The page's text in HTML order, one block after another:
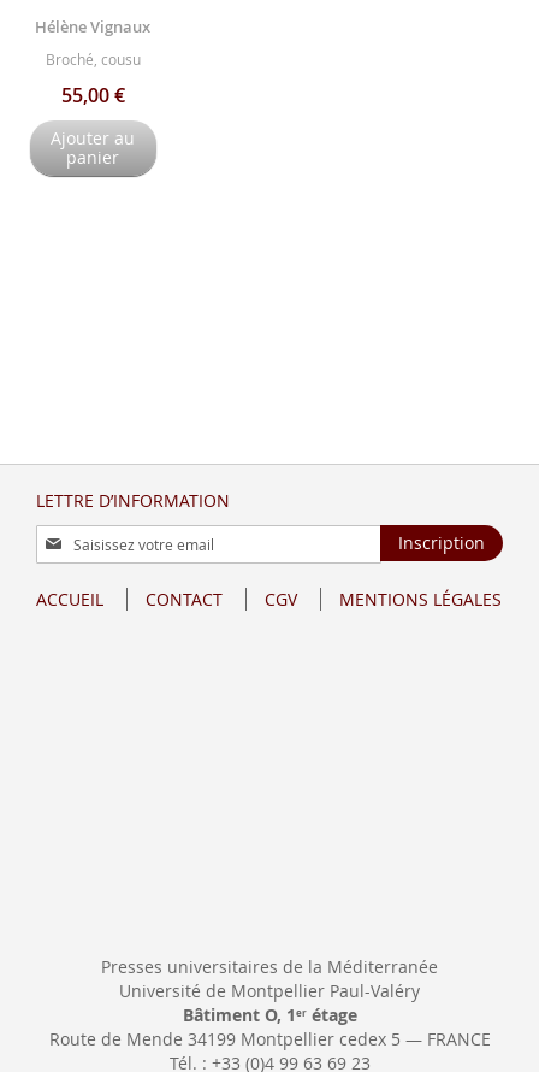
Hélène Vignaux
Broché, cousu
55,00 €
Ajouter au
panier
LETTRE D’INFORMATION
Inscription
à
lettre
Inscription
ACCUEIL CONTACT CGV MENTIONS LÉGALES
Presses universitaires de la Méditerranée
Université de Montpellier Paul-Valéry
Bâtiment O, 1 erétage
Route de Mende 34199 Montpellier cedex 5 — FRANCE
Tél. : +33 (0)4 99 63 69 23